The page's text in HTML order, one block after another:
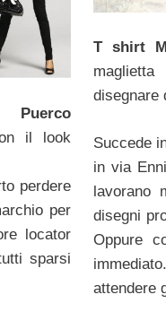
Puerco
il look
perdere
per
locator
sparsi
T shirt
disegnare
Succede
in via
lavorano
disegni
Oppure
attendere